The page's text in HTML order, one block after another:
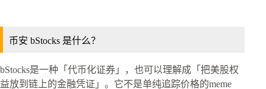
币安 bStocks 是什么？
bStocks是一种「代币化证券」，也可以理解成「把美股权
益放到链上的金融凭证」。它不是单纯追踪价格的meme